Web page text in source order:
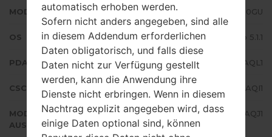
MODELL Samsung SM-J200GU
OS Android Lollipop 5.1.1
PDA/AP AUSFÜHRUNG J200GUDXU3AQL1
CSC AUSFÜHRUNG J200GUOLB3AQI1
MODEM/CP
AUSFÜHRUNG
J200GUDXU3AQJ1
automatisch erhoben werden.
Sofern nicht anders angegeben, sind alle
in diesem Addendum erforderlichen
Daten obligatorisch, und falls diese
Daten nicht zur Verfügung gestellt
werden, kann die Anwendung ihre
Dienste nicht erbringen. Wenn in diesem
Nachtrag explizit angegeben wird, dass
einige Daten optional sind, können